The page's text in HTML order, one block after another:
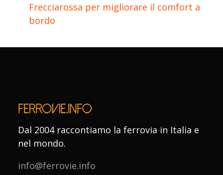
Frecciarossa per migliorare il comfort a
bordo
Dal 2004 raccontiamo la ferrovia in Italia e
nel mondo.
info@ferrovie.info